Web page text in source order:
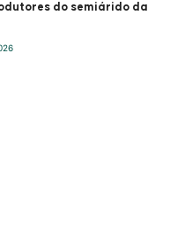
do semiárido da